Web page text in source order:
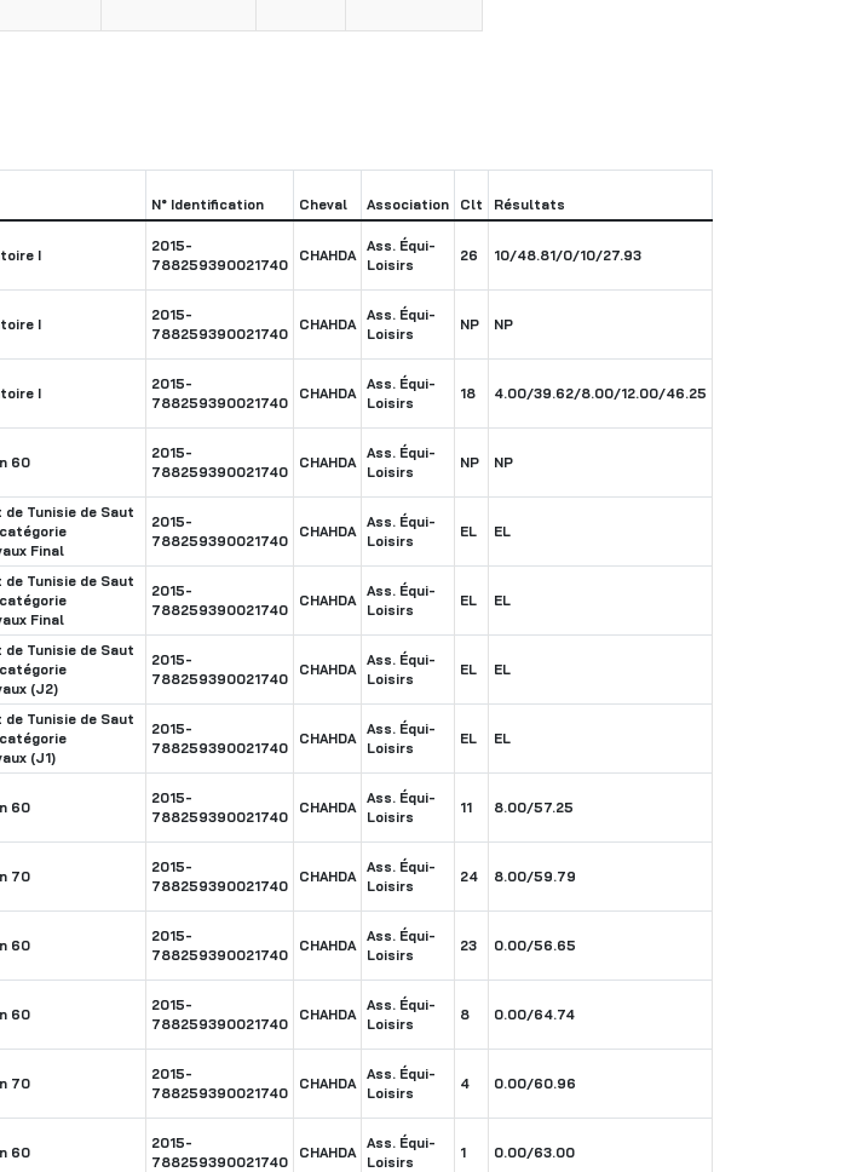
N° Identification Cheval Association Clt
Résultats
I
2015-
788259390021740
CHAHDA
Ass. Équi-
Loisirs
26 10/48.81/0/10/27.93
I
2015-
788259390021740
CHAHDA
Ass. Équi-
Loisirs
NP NP
I
2015-
788259390021740
CHAHDA
Ass. Équi-
Loisirs
18 4.00/39.62/8.00/12.00/46.25
60
2015-
788259390021740
CHAHDA
Ass. Équi-
Loisirs
NP NP
de Tunisie de Saut
Final
2015-
788259390021740
CHAHDA
Ass. Équi-
Loisirs
EL EL
de Tunisie de Saut
Final
2015-
788259390021740
CHAHDA
Ass. Équi-
Loisirs
EL EL
de Tunisie de Saut
(J2)
2015-
788259390021740
CHAHDA
Ass. Équi-
Loisirs
EL EL
de Tunisie de Saut
(J1)
2015-
788259390021740
CHAHDA
Ass. Équi-
Loisirs
EL EL
60
2015-
788259390021740
CHAHDA
Ass. Équi-
Loisirs
11 8.00/57.25
70
2015-
788259390021740
CHAHDA
Ass. Équi-
Loisirs
24 8.00/59.79
60
2015-
788259390021740
CHAHDA
Ass. Équi-
Loisirs
23 0.00/56.65
60
2015-
788259390021740
CHAHDA
Ass. Équi-
Loisirs
8 0.00/64.74
70
2015-
788259390021740
CHAHDA
Ass. Équi-
Loisirs
4 0.00/60.96
60
2015-
788259390021740
CHAHDA
Ass. Équi-
Loisirs
1 0.00/63.00